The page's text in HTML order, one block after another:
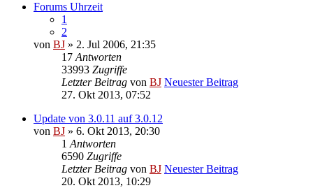
Forums Uhrzeit
1
2
von BJ » 2. Jul 2006, 21:35
17 Antworten
33993 Zugriffe
Letzter Beitrag von BJ Neuester Beitrag
27. Okt 2013, 07:52
Update von 3.0.11 auf 3.0.12
von BJ » 6. Okt 2013, 20:30
1 Antworten
6590 Zugriffe
Letzter Beitrag von BJ Neuester Beitrag
20. Okt 2013, 10:29